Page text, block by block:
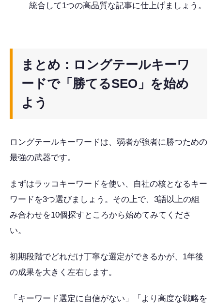
統合して1つの高品質な記事に仕上げましょう。
まとめ：ロングテールキーワ
ードで「勝てるSEO」を始め
よう
ロングテールキーワードは、弱者が強者に勝つための
最強の武器です。
まずはラッコキーワードを使い、自社の核となるキー
ワードを3つ選びましょう。その上で、3語以上の組
み合わせを10個探すところから始めてみてくださ
い。
初期段階でどれだけ丁寧な選定ができるかが、1年後
の成果を大きく左右します。
「キーワード選定に自信がない」「より高度な戦略を